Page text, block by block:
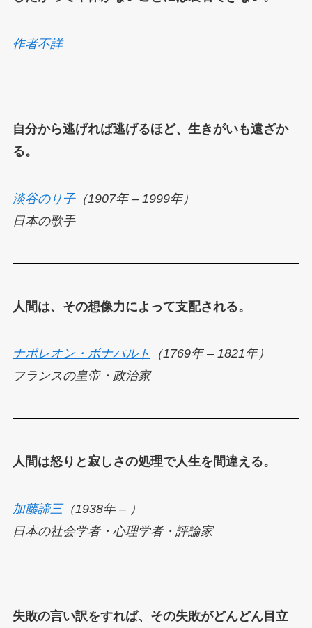
作者不詳
自分から逃げれば逃げるほど、生きがいも遠ざか
る。
淡谷のり子（1907年 – 1999年）
日本の歌手
人間は、その想像力によって支配される。
ナポレオン・ボナパルト
（1769年 – 1821年）
フランスの皇帝・政治家
人間は怒りと寂しさの処理で人生を間違える。
加藤諦三（1938年 – ）
日本の社会学者・心理学者・評論家
失敗の言い訳をすれば、その失敗がどんどん目立